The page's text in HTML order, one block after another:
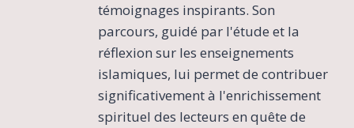
témoignages inspirants. Son
parcours, guidé par l'étude et la
réflexion sur les enseignements
islamiques, lui permet de contribuer
significativement à l'enrichissement
spirituel des lecteurs en quête de